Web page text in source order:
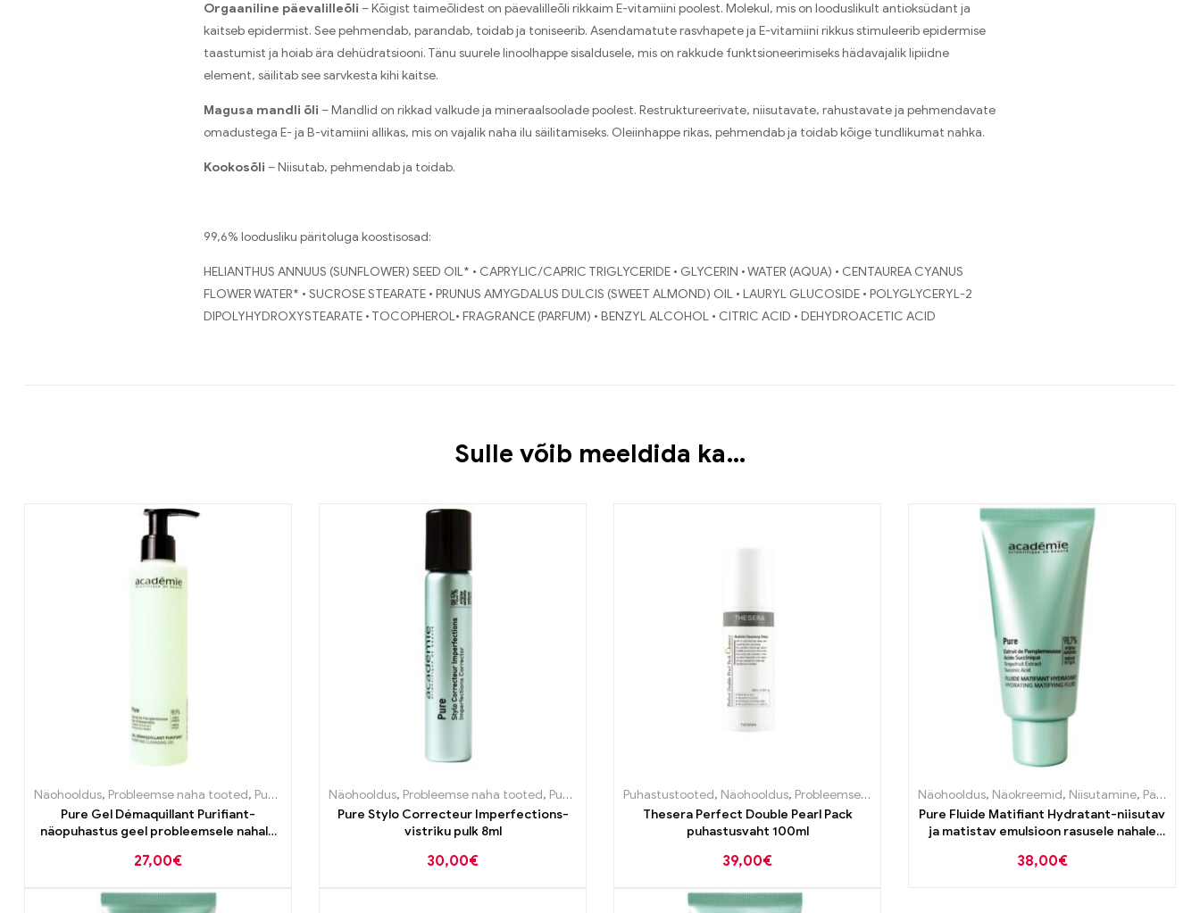
Orgaaniline päevalilleõli – Kõigist taimeõlidest on päevalilleõli rikkaim E-vitamiini poolest. Molekul, mis on looduslikult antioksüdant ja
kaitseb epidermist. See pehmendab, parandab, toidab ja toniseerib. Asendamatute rasvhapete ja E-vitamiini rikkus stimuleerib epidermise
taastumist ja hoiab ära dehüdratsiooni. Tänu suurele linoolhappe sisaldusele, mis on rakkude funktsioneerimiseks hädavajalik lipiidne
element, säilitab see sarvkesta kihi kaitse.
Magusa mandli õli – Mandlid on rikkad valkude ja mineraalsoolade poolest. Restruktureerivate, niisutavate, rahustavate ja pehmendavate
omadustega E- ja B-vitamiini allikas, mis on vajalik naha ilu säilitamiseks. Oleiinhappe rikas, pehmendab ja toidab kõige tundlikumat nahka.
Kookosõli – Niisutab, pehmendab ja toidab.
99,6% loodusliku päritoluga koostisosad:
HELIANTHUS ANNUUS (SUNFLOWER) SEED OIL* • CAPRYLIC/CAPRIC TRIGLYCERIDE • GLYCERIN • WATER (AQUA) • CENTAUREA CYANUS
FLOWER WATER* • SUCROSE STEARATE • PRUNUS AMYGDALUS DULCIS (SWEET ALMOND) OIL • LAURYL GLUCOSIDE • POLYGLYCERYL-2
DIPOLYHYDROXYSTEARATE • TOCOPHEROL• FRAGRANCE (PARFUM) • BENZYL ALCOHOL • CITRIC ACID • DEHYDROACETIC ACID
Sulle võib meeldida ka…
Näohooldus, Probleemse naha tooted, Puhastustooted ,Puhastustooted
Pure Gel Démaquillant Purifiant-
näopuhastus geel probleemsele nahale
27,00€
Näohooldus, Probleemse naha tooted, Puhastustooted ,Puhastustooted
Pure Stylo Correcteur Imperfections-
vistriku pulk 8ml
30,00€
Puhastustooted, Näohooldus, Probleemse naha tooted ,Puhastustooted
Thesera Perfect Double Pearl Pack
puhastusvaht 100ml
39,00€
Näohooldus, Näokreemid, Niisutamine, Päeva ja öö kreemid
Pure Fluide Matifiant Hydratant-niisutav
ja matistav emulsioon rasusele nahale
38,00€